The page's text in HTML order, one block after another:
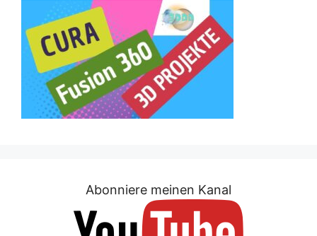
Abonniere meinen Kanal